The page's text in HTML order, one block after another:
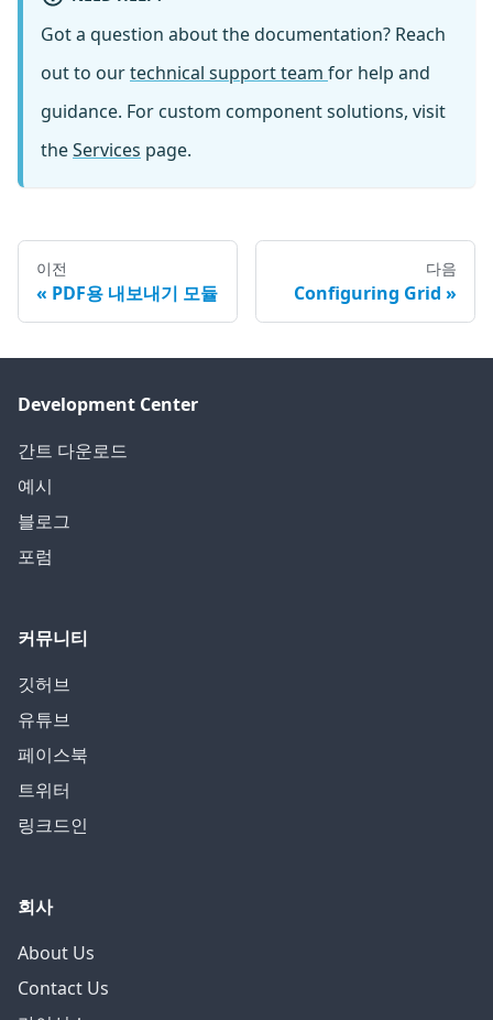
Got a question about the documentation? Reach
out to ourtechnical support team for help and
guidance. For custom component solutions, visit
theServices page.
이전
PDF용 내보내기 모듈
다음
Configuring Grid
Development Center
간트 다운로드
예시
블로그
포럼
커뮤니티
깃허브
유튜브
페이스북
트위터
링크드인
회사
About Us
Contact Us